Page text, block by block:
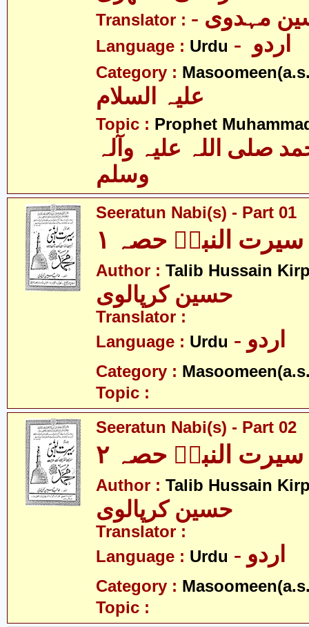
Translator : مہدوی
Language : Urdu
Category :
Topic : Prophet
صلی اللہ علیہ وآلہ
وسلم
Seeratun Nabi(s) - Part 01
سیرت النبیؐ حصہ ۱
Author : Talib Hussain
حسین کرپالوی
Translator :
Language : Urdu - اردو
Category :
Topic :
Seeratun Nabi(s) - Part 02
سیرت النبیؐ حصہ ۲
Author : Talib Hussain
حسین کرپالوی
Translator :
Language : Urdu - اردو
Category :
Topic :